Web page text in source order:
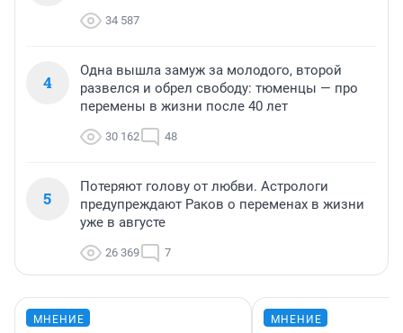
34 587
4
Одна вышла замуж за молодого, второй
развелся и обрел свободу: тюменцы — про
перемены в жизни после 40 лет
30 162 48
5
Потеряют голову от любви. Астрологи
предупреждают Раков о переменах в жизни
уже в августе
26 369 7
МНЕНИЕ МНЕНИЕ